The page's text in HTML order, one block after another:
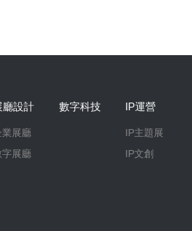
廳設計
業展廳
字展廳
數字科技 IP運營
IP主題展
IP文創